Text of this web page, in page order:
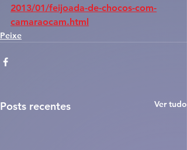
2013/01/feijoada-de-chocos-com-
camaraocam.html
Peixe
Posts recentes Ver tudo